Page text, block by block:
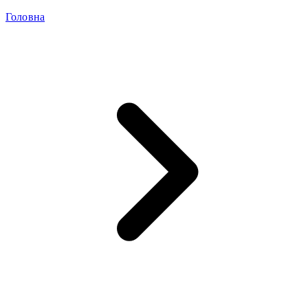
Головна